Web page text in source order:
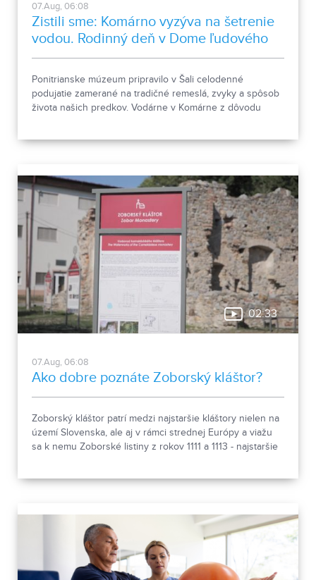
07.Aug, 06:08
Zistili sme: Komárno vyzýva na šetrenie
vodou. Rodinný deň v Dome ľudového
bývania a architektúry
Ponitrianske múzeum pripravilo v Šali celodenné
podujatie zamerané na tradičné remeslá, zvyky a spôsob
života našich predkov. Vodárne v Komárne z dôvodu
02:33
07.Aug, 06:08
Ako dobre poznáte Zoborský kláštor?
Zoborský kláštor patrí medzi najstaršie kláštory nielen na
území Slovenska, ale aj v rámci strednej Európy a viažu
sa k nemu Zoborské listiny z rokov 1111 a 1113 - najstaršie